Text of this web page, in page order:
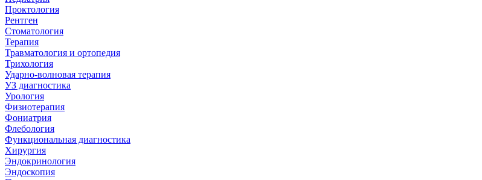
Проктология
Рентген
Стоматология
Терапия
Травматология и ортопедия
Трихология
Ударно-волновая терапия
УЗ диагностика
Урология
Физиотерапия
Фониатрия
Флебология
Функциональная диагностика
Хирургия
Эндокринология
Эндоскопия